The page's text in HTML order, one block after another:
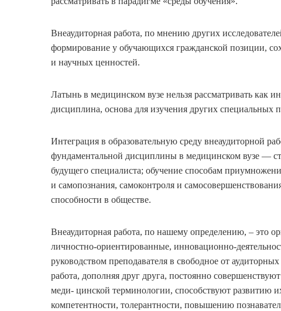
Внеаудиторная работа, по мнению других
формирование у обучающихся гражданской позиции,
и научных ценностей.
Латынь в медицинском вузе нельзя рассматривать как
дисциплина, основа для изучения других специальных
Интеграция в образовательную среду внеаудиторной
фундаментальной дисциплины в медицинском вузе —
будущего специалиста; обучение способам
и самопознания, самоконтроля и
способности в обществе.
Внеаудиторная работа, по нашему определению, – это
личностно-ориентированные, инновационно-
руководством преподавателя в свободное от
работа, дополняя друг друга, постоянно
меди- цинской терминологии, способствуют развитию
компетентности, толерантности, повышению